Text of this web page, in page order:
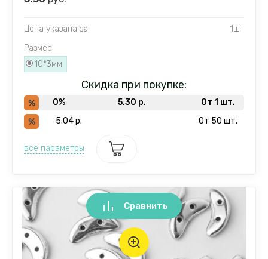
Цена указана за
1шт
Размер
10*3мм
Скидка при покупке:
0% 5.30 р.
От 1 шт.
5.04р. От 50 шт.
все параметры
Сравнить